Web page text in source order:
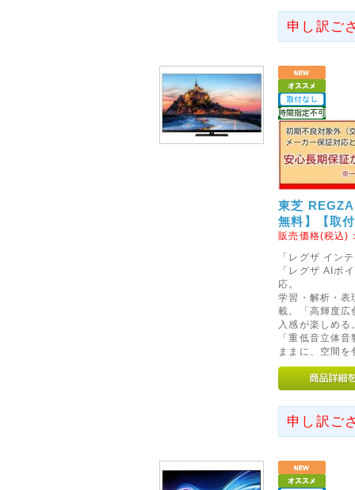
申し訳ご
東芝
無料】【取
販売価格(税込)
「レグザ イン
「レグザ AIボ
応。
学習・解析・
載。「高輝度
入感が楽しめる
「重低音立体
ままに、空間
申し訳ご